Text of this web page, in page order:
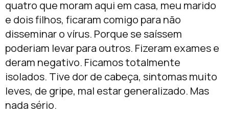
quatro que moram aqui em casa, meu marido
e dois filhos, ficaram comigo para não
disseminar o vírus. Porque se saíssem
poderiam levar para outros. Fizeram exames e
deram negativo. Ficamos totalmente
isolados. Tive dor de cabeça, sintomas muito
leves, de gripe, mal estar generalizado. Mas
nada sério.